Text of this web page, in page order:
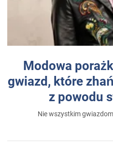
Modowa
gwiazd, które
z powodu
Nie wszystkim